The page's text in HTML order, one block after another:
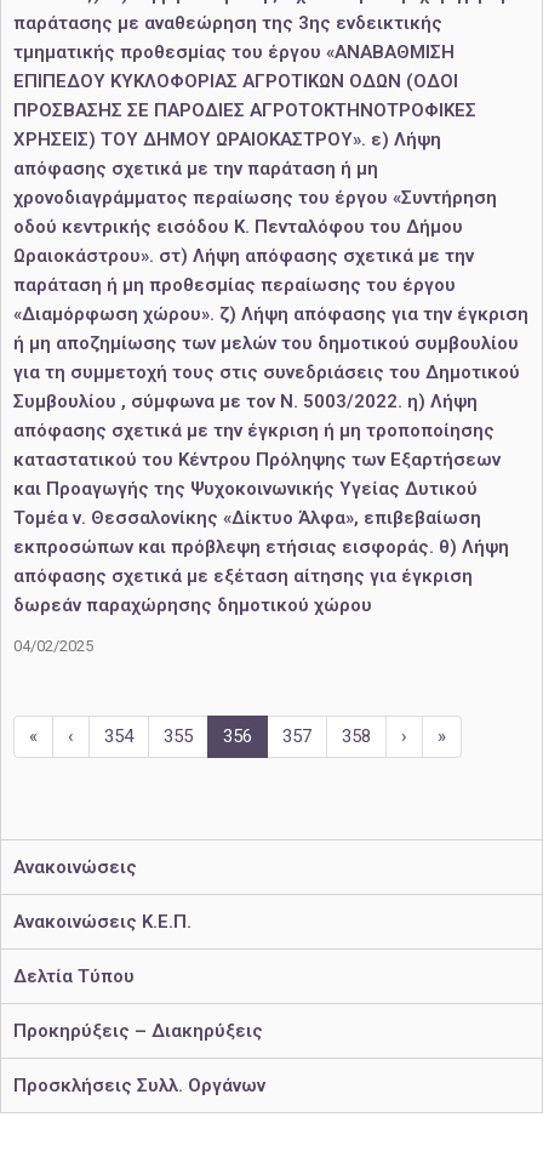
παράτασης με αναθεώρηση της 3ης ενδεικτικής
τμηματικής προθεσμίας του έργου «ΑΝΑΒΑΘΜΙΣΗ
ΕΠΙΠΕΔΟΥ ΚΥΚΛΟΦΟΡΙΑΣ ΑΓΡΟΤΙΚΩΝ ΟΔΩΝ (ΟΔΟΙ
ΠΡΟΣΒΑΣΗΣ ΣΕ ΠΑΡΟΔΙΕΣ ΑΓΡΟΤΟΚΤΗΝΟΤΡΟΦΙΚΕΣ
ΧΡΗΣΕΙΣ) ΤΟΥ ΔΗΜΟΥ ΩΡΑΙΟΚΑΣΤΡΟΥ». ε) Λήψη
απόφασης σχετικά με την παράταση ή μη
χρονοδιαγράμματος περαίωσης του έργου «Συντήρηση
οδού κεντρικής εισόδου Κ. Πενταλόφου του Δήμου
Ωραιοκάστρου». στ) Λήψη απόφασης σχετικά με την
παράταση ή μη προθεσμίας περαίωσης του έργου
«Διαμόρφωση χώρου». ζ) Λήψη απόφασης για την έγκριση
ή μη αποζημίωσης των μελών του δημοτικού συμβουλίου
για τη συμμετοχή τους στις συνεδριάσεις του Δημοτικού
Συμβουλίου , σύμφωνα με τον Ν. 5003/2022. η) Λήψη
απόφασης σχετικά με την έγκριση ή μη τροποποίησης
καταστατικού του Κέντρου Πρόληψης των Εξαρτήσεων
και Προαγωγής της Ψυχοκοινωνικής Υγείας Δυτικού
Τομέα ν. Θεσσαλονίκης «Δίκτυο Άλφα», επιβεβαίωση
εκπροσώπων και πρόβλεψη ετήσιας εισφοράς. θ) Λήψη
απόφασης σχετικά με εξέταση αίτησης για έγκριση
δωρεάν παραχώρησης δημοτικού χώρου
04/02/2025
« ‹ 354 355 356 357 358 › »
Ανακοινώσεις
Ανακοινώσεις Κ.Ε.Π.
Δελτία Τύπου
Προκηρύξεις – Διακηρύξεις
Προσκλήσεις Συλλ. Οργάνων